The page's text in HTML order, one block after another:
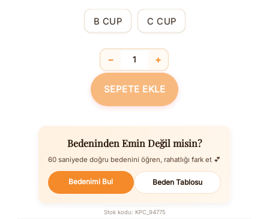
B CUP C CUP
Balenli Desteksiz Dolgusuz Çıkabilen
− +
SEPETE EKLE
Bedeninden Emin Değil misin?
60 saniyede doğru bedenini öğren, rahatlığı fark et 💕
Bedenimi Bul Beden Tablosu
Stok kodu: KPC_94775